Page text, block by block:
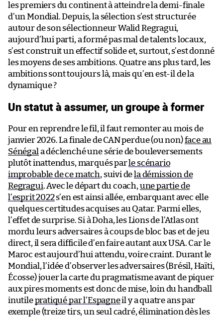
les premiers du continent à atteindre la demi-finale
d’un Mondial. Depuis, la sélection s’est structurée
autour de son sélectionneur Walid Regragui,
aujourd’hui parti, a formé pas mal de talents locaux,
s’est construit un effectif solide et, surtout, s’est donné
les moyens de ses ambitions. Quatre ans plus tard, les
ambitions sont toujours là, mais qu’en est-il de la
dynamique ?
Un statut à assumer, un groupe à former
Pour en reprendre le fil, il faut remonter au mois de
janvier 2026. La finale de CAN perdue (ou non)face au
Sénégal a déclenché une série de bouleversements
plutôt inattendus, marqués parle scénario
improbable de ce match, suivi de la démission de
Regragui. Avec le départ du coach, une partie de
l’esprit 2022s’en est ainsi allée, embarquant avec elle
quelques certitudes acquises au Qatar. Parmi elles,
l’effet de surprise. Si à Doha, les Lions de l’Atlas ont
mordu leurs adversaires à coups de bloc bas et de jeu
direct, il sera difficile d’en faire autant aux USA. Car le
Maroc est aujourd’hui attendu, voire craint. Durant le
Mondial, l’idée d’observer les adversaires (Brésil, Haïti,
Écosse) jouer la carte du pragmatisme avant de piquer
aux pires moments est donc de mise, loin du handball
inutilepratiqué par l’Espagneil y a quatre ans par
exemple (treize tirs, un seul cadré, élimination dès les